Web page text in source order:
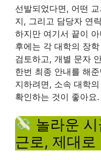
선발되었다면, 어떤
지, 그리고 담당자 연
하지만 여기서 끝이
후에는 각 대학의 장
검토하고, 개별 문자
한번 최종 안내를 해
지하려면, 소속 대학
확인하는 것이 좋아요.
놀라운
근로, 제대로